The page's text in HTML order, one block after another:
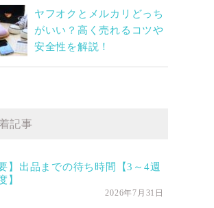
ヤフオクとメルカリどっち
がいい？高く売れるコツや
安全性を解説！
記事
要】出品までの待ち時間【3～4週
】
2026年7月31日